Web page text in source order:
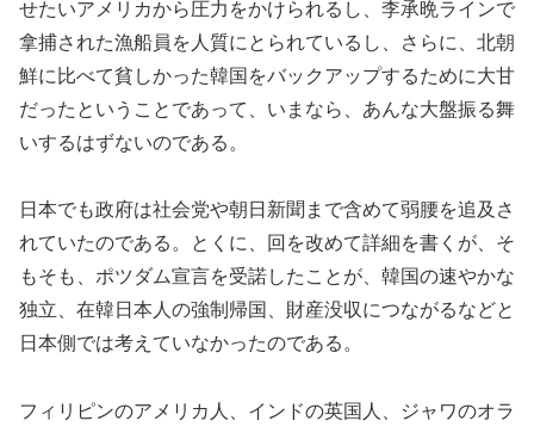
せたいアメリカから圧力をかけられるし、李承晩ラインで
拿捕された漁船員を人質にとられているし、さらに、北朝
鮮に比べて貧しかった韓国をバックアップするために大甘
だったということであって、いまなら、あんな大盤振る舞
いするはずないのである。
日本でも政府は社会党や朝日新聞まで含めて弱腰を追及さ
れていたのである。とくに、回を改めて詳細を書くが、そ
もそも、ポツダム宣言を受諾したことが、韓国の速やかな
独立、在韓日本人の強制帰国、財産没収につながるなどと
日本側では考えていなかったのである。
フィリピンのアメリカ人、インドの英国人、ジャワのオラ